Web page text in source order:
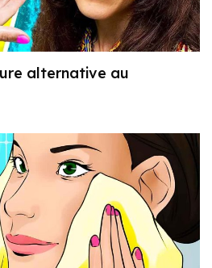
alternative au